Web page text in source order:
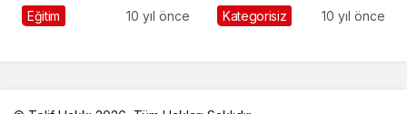
Beşikçi atandı
Eğitim 10 yıl önce Kategorisiz 10 yıl önce